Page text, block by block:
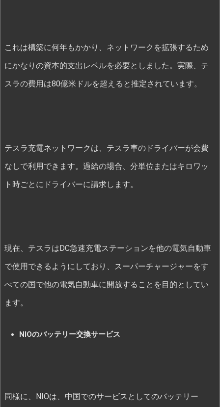
これは構築に何年もかかり、ネットワークを拡張するため
にかなりの資本的支出レベルを必要としました。実際、テ
スラの費用は80億米ドルを超えると推定されています。
テスラ充電ネットワークは、テスラ車のドライバーが会費
なしで利用できます。過給の場合、分単位またはキロワッ
ト時ごとにドライバーに請求します。
現在、テスラはDC急速充電ステーションを他の電気自動車
で使用できるようにしており、スーパーチャージャーをす
べての国で他の電気自動車に開放することを目的としてい
ます。
NIOのバッテリー交換サービス
同様に、NIOは、中国でのサービスとしてのバッテリー